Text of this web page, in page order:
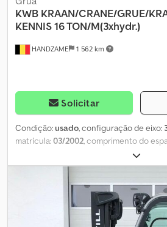
HANDZAME 1 562 km
KWB KRAAN/CRANE/GRUE/
KENNIS 16 TON/M(3xhydr.)
Solicitar
Condição:usado, configuração de eixo:
matrícula:03/2002, comprimento do
2 500 mm
carga:800 mm, suspensão:ar, tamanho
distância entre eixos:
, Ano
grua
, Trem de força
eixos Suspensão: suspensão
do pneu: 385 65 R 22.6 Eixo traseiro 2: